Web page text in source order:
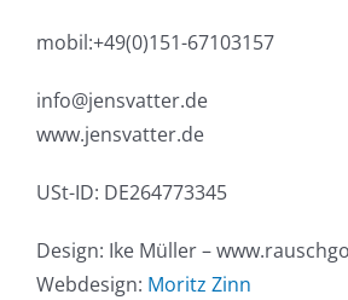
mobil:+49(0)151-67103157
info@jensvatter.de
www.jensvatter.de
USt-ID: DE264773345
Design: Ike Müller –
Webdesign: Moritz Zinn